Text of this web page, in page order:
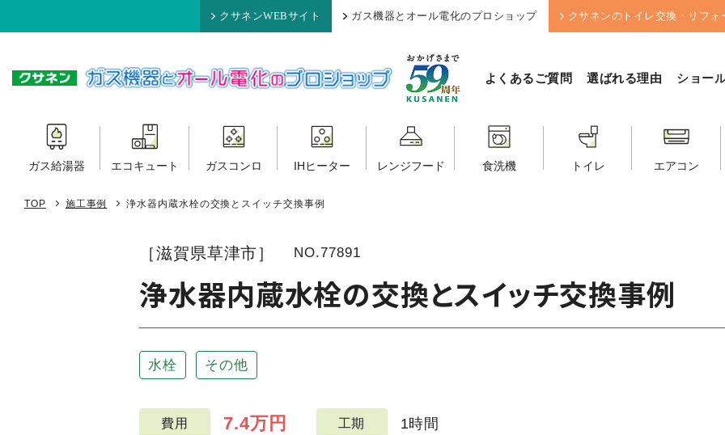
クサネンWEBサイト ガス機器とオール電化のプロショップ クサネンのトイレ交換・リフォ
よくあるご質問 選ばれる理由 ショー
ガス給湯器 エコキュート ガスコンロ IHヒーター レンジフード 食洗機 トイレ エアコン
TOP 施工事例 浄水器内蔵水栓の交換とスイッチ交換事例
［滋賀県草津市］ NO.77891
浄水器内蔵水栓の交換とスイッチ交換事例
水栓 その他
費用 7.4万円 工期 1時間